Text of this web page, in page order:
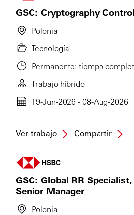
GSC: Cryptography
Polonia
Tecnología
Permanente: tiempo
Trabajo híbrido
19-Jun-2026 - 08-Aug-2026
Ver trabajo Compartir
GSC: Global RR
Senior Manager
Polonia